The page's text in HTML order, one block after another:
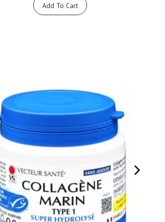
Add To Cart